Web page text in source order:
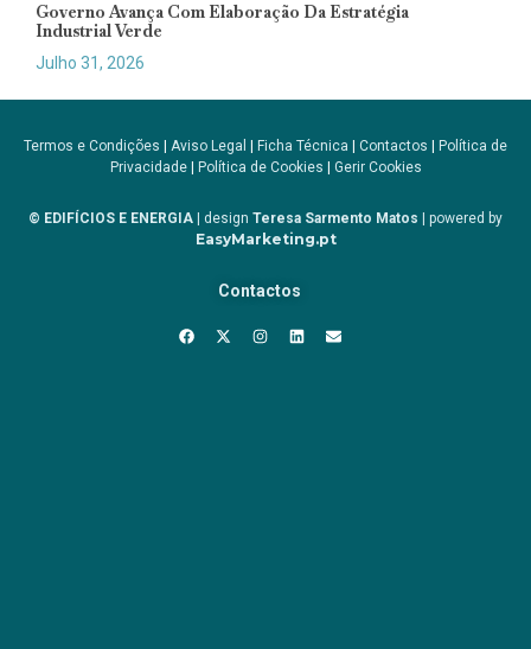
Governo Avança Com Elaboração Da Estratégia
Industrial Verde
Julho 31, 2026
Termos e Condições Aviso Legal Ficha Técnica Contactos
Política de
Privacidade| Política de Cookies Gerir Cookies
© EDIFÍCIOS E ENERGIA | design Teresa Sarmento Matos | powered by
EasyMarketing.pt
Contactos